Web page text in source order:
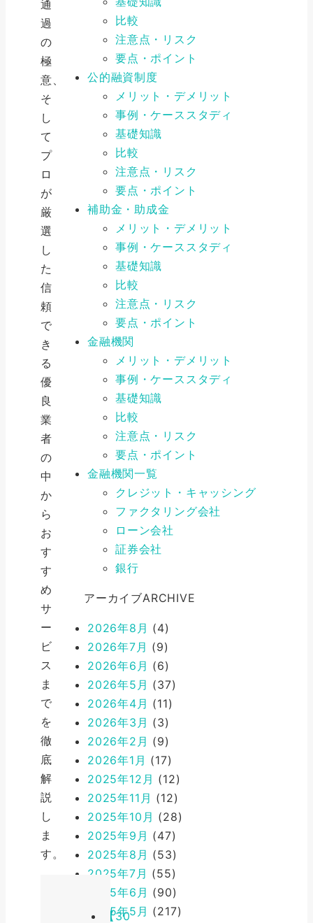
通
過
の
極
意、
そ
し
て
プ
ロ
が
厳
選
し
た
信
頼
で
き
る
優
良
業
者
の
中
か
ら
お
す
す
め
サ
ー
ビ
ス
ま
で
を
徹
底
解
説
し
ま
す。
【30
比較
注意点・リスク
要点・ポイント
公的融資制度
メリット・デメリット
事例・ケーススタディ
基礎知識
比較
注意点・リスク
要点・ポイント
補助金・助成金
メリット・デメリット
事例・ケーススタディ
基礎知識
比較
注意点・リスク
要点・ポイント
金融機関
メリット・デメリット
事例・ケーススタディ
基礎知識
比較
注意点・リスク
要点・ポイント
金融機関一覧
クレジット・キャッシング
ファクタリング会社
ローン会社
証券会社
銀行
アーカイブARCHIVE
2026年8月 (4)
2026年7月 (9)
2026年6月 (6)
2026年5月 (37)
2026年4月 (11)
2026年3月 (3)
2026年2月 (9)
2026年1月 (17)
2025年12月 (12)
2025年11月 (12)
2025年10月 (28)
2025年9月 (47)
2025年8月 (53)
2025年7月 (55)
2025年6月 (90)
2025年5月 (217)